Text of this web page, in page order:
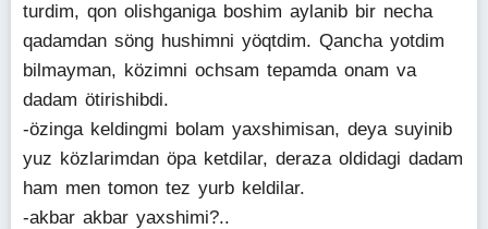
turdim, qon olishganiga boshim aylanib bir necha
qadamdan söng hushimni yöqtdim. Qancha yotdim
bilmayman, közimni ochsam tepamda onam va
dadam ötirishibdi.
-özinga keldingmi bolam yaxshimisan, deya suyinib
yuz közlarimdan öpa ketdilar, deraza oldidagi dadam
ham men tomon tez yurb keldilar.
-akbar akbar yaxshimi?..